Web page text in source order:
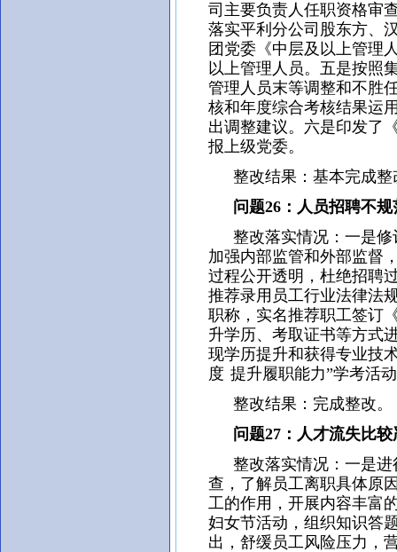
司主要负责人任职资格审
落实平利分公司股东方、
团党委《中层及以上管理
以上管理人员。五是按照
管理人员末等调整和不胜
核和年度综合考核结果运
出调整建议。六是印发了
报上级党委。
整改结果：基本完成整
问题26：人员招聘不规
整改落实情况：一是修
加强内部监管和外部监督
过程公开透明，杜绝招聘
推荐录用员工行业法律法
职称，实名推荐职工签订
升学历、考取证书等方式
现学历提升和获得专业技
度 提升履职能力”学考活
整改结果：完成整改。
问题27：人才流失比较
整改落实情况：一是进
查，了解员工离职具体原
工的作用，开展内容丰富
妇女节活动，组织知识答
出，舒缓员工风险压力，